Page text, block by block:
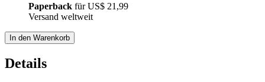
Paperback fürUS$ 21,99
Versand weltweit
In den Warenkorb
Details